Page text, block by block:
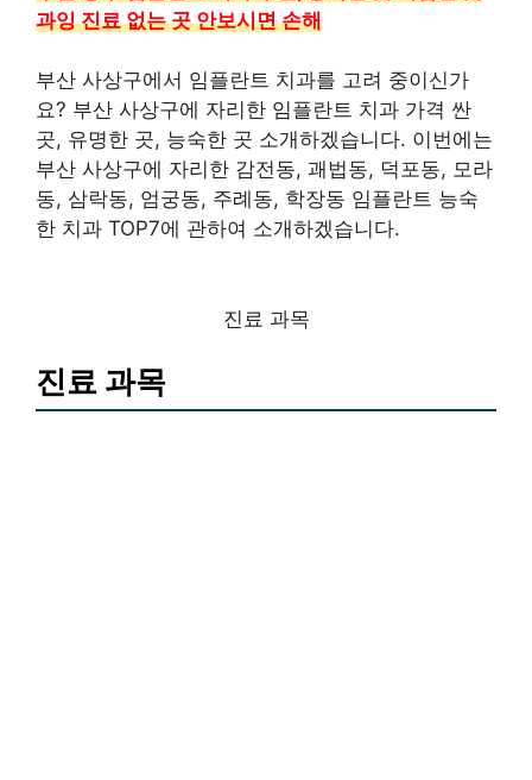
과잉 진료 없는 곳 안보시면 손해
부산 사상구에서 임플란트 치과를 고려 중이신가
요? 부산 사상구에 자리한 임플란트 치과 가격 싼
곳, 유명한 곳, 능숙한 곳 소개하겠습니다. 이번에는
부산 사상구에 자리한 감전동, 괘법동, 덕포동, 모라
동, 삼락동, 엄궁동, 주례동, 학장동 임플란트 능숙
한 치과 TOP7에 관하여 소개하겠습니다.
진료 과목
진료 과목